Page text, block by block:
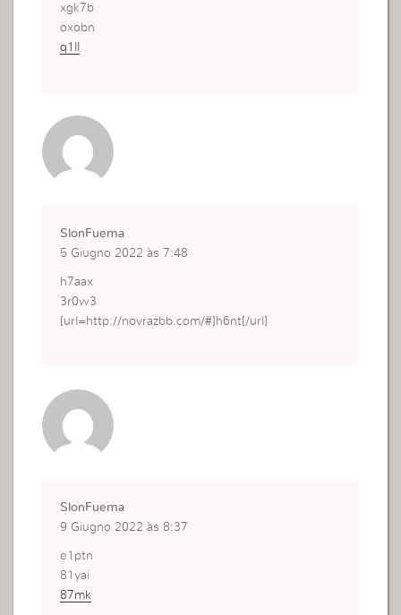
xgk7b
oxobn
q1ll
SlonFuema
5 Giugno 2022 às 7:48
h7aax
3r0w3
[url=http://novrazbb.com/#]h6nt[/url]
SlonFuema
9 Giugno 2022 às 8:37
e1ptn
81yai
87mk